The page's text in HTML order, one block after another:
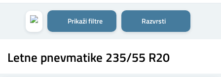
Prikaži filtre Razvrsti
Letne pnevmatike 235/55 R20